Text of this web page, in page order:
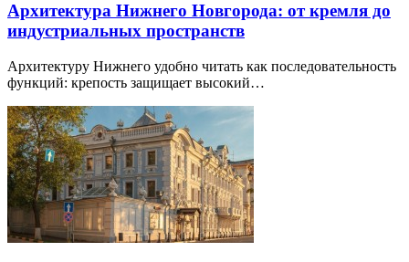
Архитектура Нижнего Новгорода: от кремля до
индустриальных пространств
Архитектуру Нижнего удобно читать как последовательность
функций: крепость защищает высокий…